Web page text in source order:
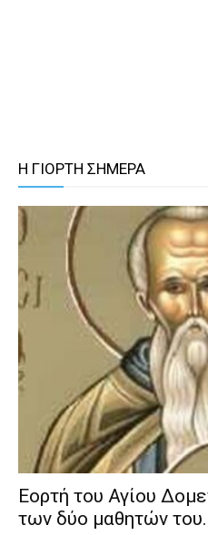
Η ΓΙΟΡΤΗ ΣΗΜΕΡΑ
Εορτή του Αγίου
των δύο μαθητών